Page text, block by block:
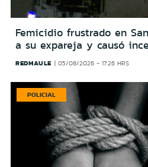
Femicidio frustrado en
a su expareja y causó
REDMAULE 05/08/2026 - 17:26 HRS
POLICIAL